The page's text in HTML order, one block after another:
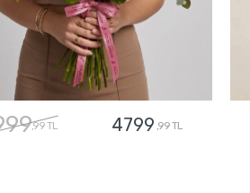
,99 TL 4799 ,99 TL